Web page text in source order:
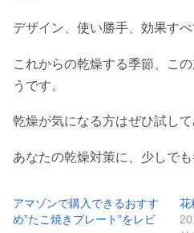
デザイン、使い勝手、効果すべ
これからの乾燥する季節、こ
うです。
乾燥が気になる方はぜひ試して
あなたの乾燥対策に、少しで
アマゾンで購入できるおすす
め”たこ焼きプレート”をレビ
花